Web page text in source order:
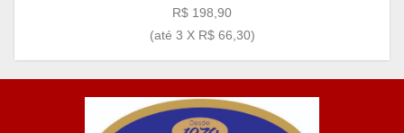
R$ 198,90
(até 3 X R$ 66,30)